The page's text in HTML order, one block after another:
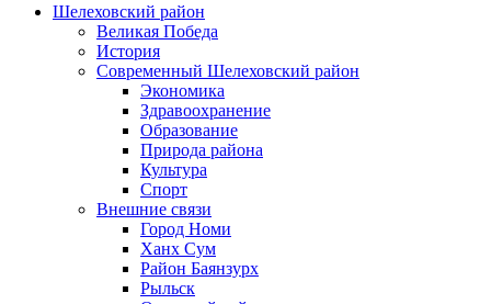
Шелеховский район
Великая Победа
История
Современный Шелеховский район
Экономика
Здравоохранение
Образование
Природа района
Культура
Спорт
Внешние связи
Город Номи
Ханх Сум
Район Баянзурх
Рыльск